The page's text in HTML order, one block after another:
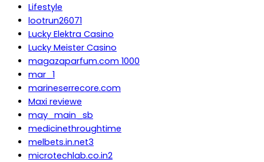
Lifestyle
lootrun26071
Lucky Elektra Casino
Lucky Meister Casino
magazaparfum.com 1000
mar_1
marineserrecore.com
Maxi reviewe
may_main_sb
medicinethroughtime
melbets.in.net3
microtechlab.co.in2